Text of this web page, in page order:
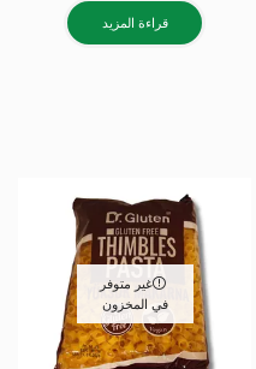
قراءة المزيد
غير متوفر
في المخزون